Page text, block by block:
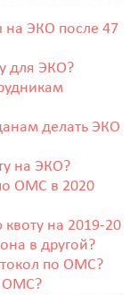
на ЭКО после 47
для ЭКО?
делать ЭКО
на ЭКО?
ОМС в 2020
на 2019-20
в другой?
по ОМС?
ОМС?